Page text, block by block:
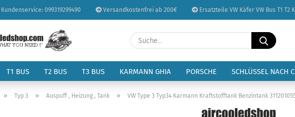
Kundenservice: 099319299490 Versandkostenfrei ab 200€ Ersatzteile VW Käfer VW Bus T1 T2
Sprache auswählen
Lieferland
Passwort
Suche...
T1 BUS T2 BUS T3 BUS KARMANN GHIA PORSCHE SCHLÜSSEL NACH
» Typ 3 » Auspuff , Heizung , Tank » VW Type 3 Typ34 Karmann Kraftstofftank Benzintank